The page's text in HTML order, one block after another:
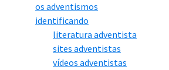
“o Livro da Vida do Cordeiro
de a fundação do mundo
os adventismos
identificando
literatura adventista
sites adventistas
vídeos adventistas